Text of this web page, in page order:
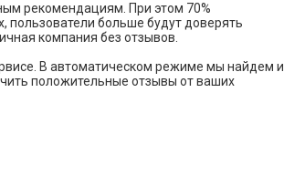
рекомендациям. При этом 70%
пользователи больше будут доверять
компания без отзывов.
В автоматическом режиме мы найдем и
положительные отзывы от ваших